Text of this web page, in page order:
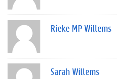
Rieke MP Willems
Sarah Willems